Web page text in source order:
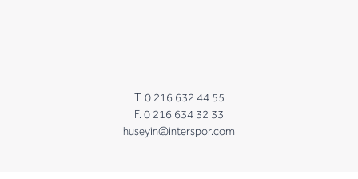
T. 0 216 632 44 55
F. 0 216 634 32 33
huseyin@interspor.com